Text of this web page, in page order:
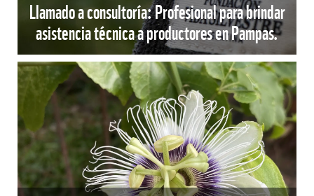
Llamado a consultoría: Profesional para brindar
asistencia técnica a productores en Pampas.